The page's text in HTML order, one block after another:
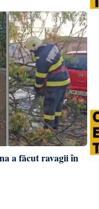
a făcut ravagii în